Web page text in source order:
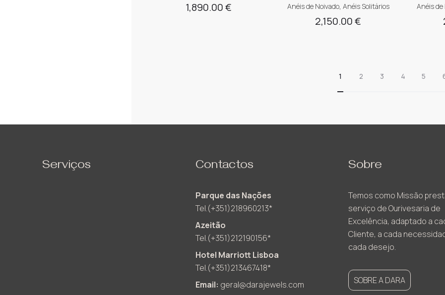
1,890.00€ Anéis de Noivado, Anéis Solitários
2,150.00€
Anéis de
1 2 3 4 5
Serviços Contactos
Parque das Nações
Tel.(+351)218960213*
Azeitão
Tel.(+351)212190156*
Hotel Marriott Lisboa
Tel.(+351)213467418*
Email: geral@darajewels.com
Sobre
Temos como Missão
serviço de Ourivesaria de
Excelência, adaptado a
Cliente, a cada
cada desejo.
SOBRE A DARA